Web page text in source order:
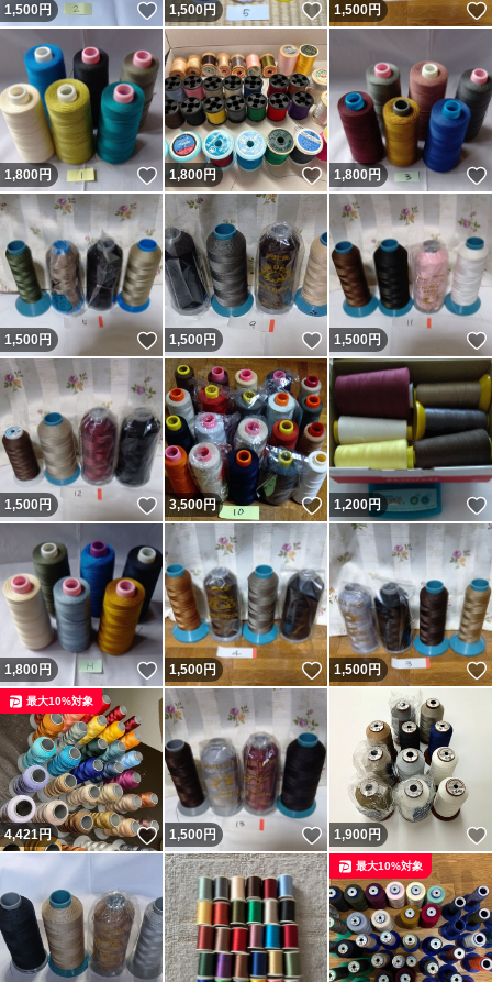
1,500円 いいね！
1,500円 いいね！
1,500円
1,800円 いいね！
1,800円 いいね！
1,800円
1,500円 いいね！
1,500円 いいね！
1,500円
1,500円 いいね！
3,500円 いいね！
1,200円
1,800円 いいね！
1,500円 いいね！
1,500円
4,421円 いいね！
最大10%対象
1,500円 いいね！
1,900円
最大10%対象